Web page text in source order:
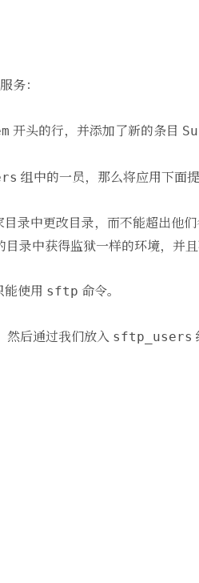
服务：
开头的行，并添加了新的条目
组中的一员，那么将应用下面
录中更改目录，而不能超出他
录中获得监狱一样的环境，并
能使用 sftp 命令。
然后通过我们放入 sftp_users